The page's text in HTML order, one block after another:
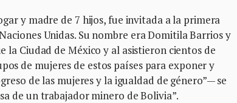
y madre de 7 hijos, fue invitada a la primera
Unidas. Su nombre era Domitila Barrios y
la Ciudad de México y al asistieron cientos de
de mujeres de estos países para exponer y
de las mujeres y la igualdad de género”— se
de un trabajador minero de Bolivia”.